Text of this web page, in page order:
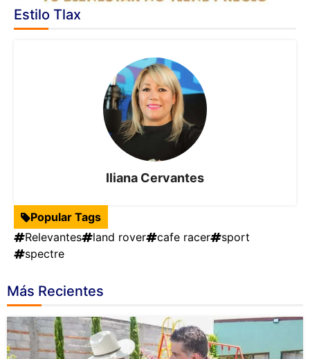
Estilo Tlax
Iliana Cervantes
Popular Tags
Relevantes
land rover cafe racer
sport
spectre
Más Recientes